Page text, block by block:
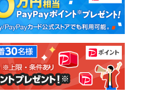
中古一戸建て
土地